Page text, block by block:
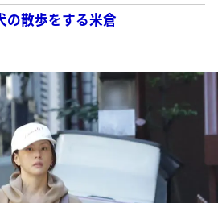
の散歩をする米倉